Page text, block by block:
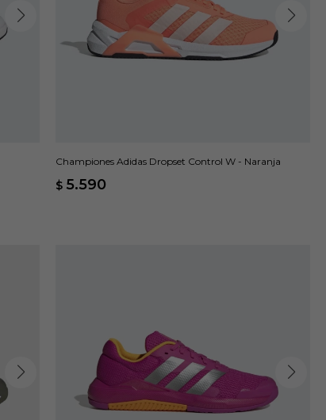
Championes Adidas Dropset Control W - Naranja
$ 5.590